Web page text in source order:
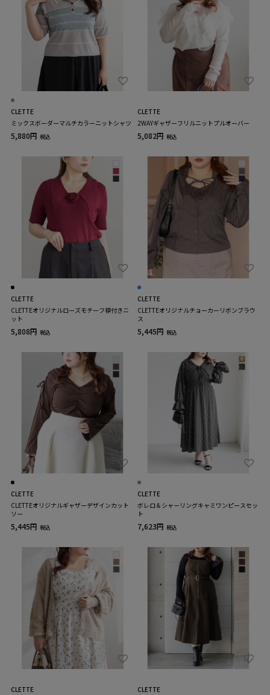
CLETTE
ミックスボーダーマルチカラーニットシャツ
5,880円 税込
CLETTE
2WAYギャザーフリルニットプルオーバー
5,082円 税込
CLETTE
CLETTEオリジナルローズモチーフ襟付きニ
ット
5,808円 税込
CLETTE
CLETTEオリジナルチョーカーリボンブラウ
ス
5,445円 税込
CLETTE
CLETTEオリジナルギャザーデザインカット
ソー
5,445円 税込
CLETTE
ボレロ＆シャーリングキャミワンピースセッ
ト
7,623円 税込
CLETTE
CLETTE